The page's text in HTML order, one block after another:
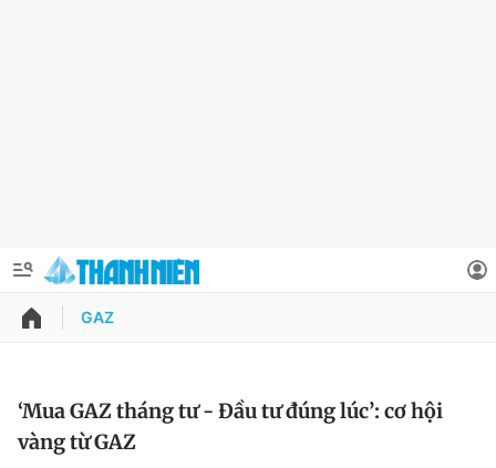
QUẢNG CÁO
Thông tin tài khoản
Đổi mật khẩu
GAZ
‘Mua GAZ tháng tư - Đầu tư đúng lúc’: cơ hội
vàng từ GAZ